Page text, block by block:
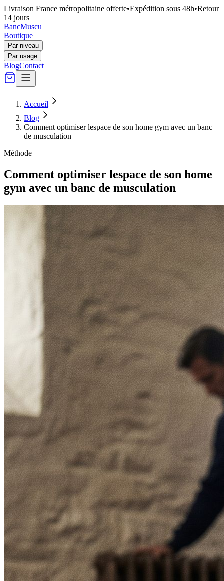
Livraison France métropolitaine offerte•Expédition sous 48h•Retour
14 jours
BancMuscu
Boutique
Par niveau
Par usage
BlogContact
Accueil
Blog
Comment optimiser lespace de son home gym avec un banc
de musculation
Méthode
Comment optimiser lespace de son home
gym avec un banc de musculation